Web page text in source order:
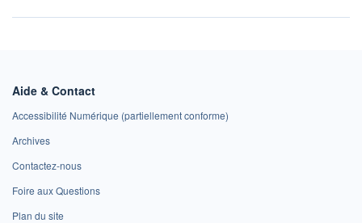
Aide & Contact
Accessibilité Numérique (partiellement conforme)
Archives
Contactez-nous
Foire aux Questions
Plan du site